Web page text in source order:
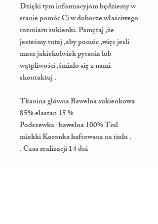
Dzięki tym informacyjom będziemy w
stanie pomóc Ci w doborze właściwego
rozmiaru sukienki. Pamętaj ,że
jesteśmy tutaj ,aby pomóc ,więc jesli
masz jakiekolwiek pytania lub
wątpliwości ,śmialo się z nami
skontaktuj .
Tkanina glówna Bawelna sukienkowa
85% elastan 15 %
Podszewka -bawelna 100% Tiul
miekki Koronka haftowana na tiulu .
. Czas realizacji 14 dni